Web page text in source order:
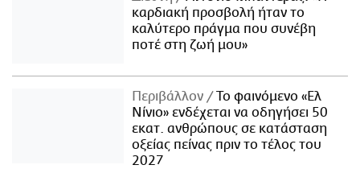
καρδιακή προσβολή ήταν το
καλύτερο πράγμα που συνέβη
ποτέ στη ζωή μου»
Περιβάλλον
Το φαινόμενο «Ελ
Νίνιο» ενδέχεται να οδηγήσει 50
εκατ. ανθρώπους σε κατάσταση
οξείας πείνας πριν το τέλος του
2027